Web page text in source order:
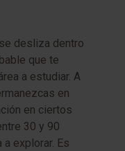
desliza dentro
que te
a estudiar. A
en
en ciertos
30 y 90
explorar. Es